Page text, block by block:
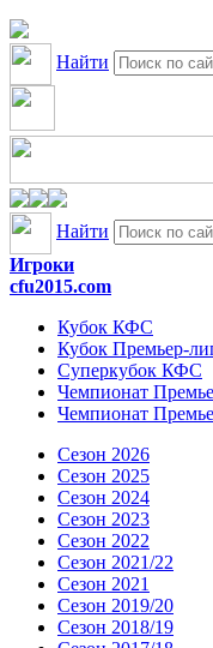
Найти
Найти
Игроки
cfu2015.com
Кубок КФС
Кубок Премьер-
Суперкубок КФС
Чемпионат
Чемпионат
Сезон 2026
Сезон 2025
Сезон 2024
Сезон 2023
Сезон 2022
Сезон 2021/22
Сезон 2021
Сезон 2019/20
Сезон 2018/19